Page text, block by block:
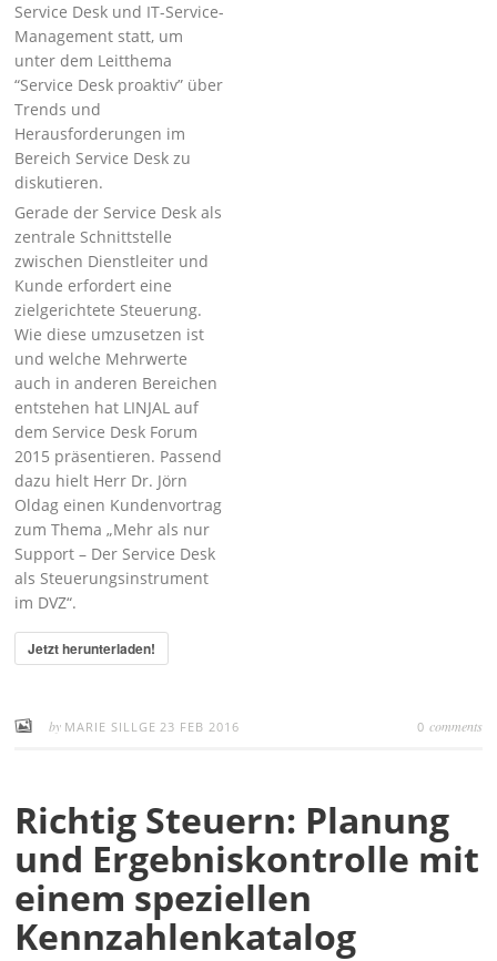
Service Desk und IT-Service-
Management statt, um
unter dem Leitthema
“Service Desk proaktiv” über
Trends und
Herausforderungen im
Bereich Service Desk zu
diskutieren.
Gerade der Service Desk als
zentrale Schnittstelle
zwischen Dienstleiter und
Kunde erfordert eine
zielgerichtete Steuerung.
Wie diese umzusetzen ist
und welche Mehrwerte
auch in anderen Bereichen
entstehen hat LINJAL auf
dem Service Desk Forum
2015 präsentieren. Passend
dazu hielt Herr Dr. Jörn
Oldag einen Kundenvortrag
zum Thema „Mehr als nur
Support – Der Service Desk
als Steuerungsinstrument
im DVZ“.
Jetzt herunterladen!
by MARIE SILLGE 23 FEB 2016 0 comments
Richtig Steuern: Planung
und Ergebniskontrolle mit
einem speziellen
Kennzahlenkatalog